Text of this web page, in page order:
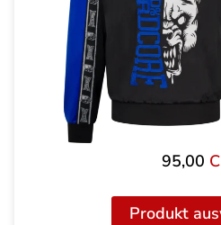
95,00
Produkt